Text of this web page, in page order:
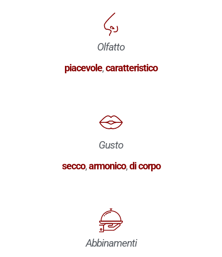
Olfatto
piacevole,caratteristico
Gusto
secco,armonico,di corpo
Abbinamenti